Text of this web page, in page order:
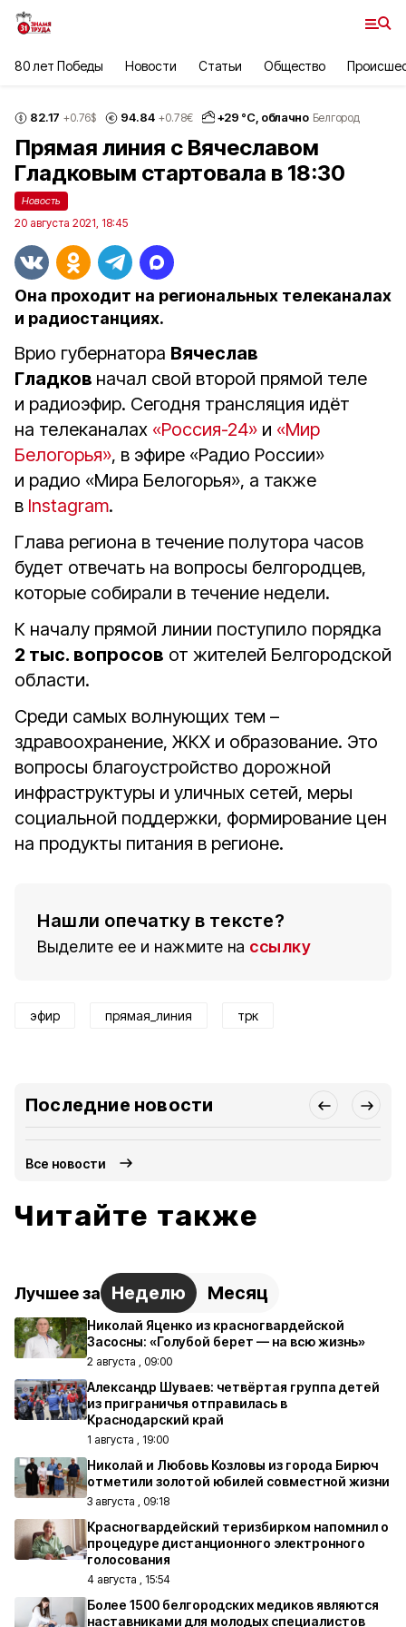
80 лет Победы Новости Статьи Общество
82.17 +0.76$ 94.84 +0.78€ +29 °С, облачно Белгород
Прямая линия с Вячеславом
Гладковым стартовала в 18:30
Новость
20 августа 2021, 18:45
Она проходит на региональных телеканалах
и радиостанциях.
Врио губернатора Вячеслав
Гладков начал свой второй прямой теле
и радиоэфир. Сегодня трансляция идёт
на телеканалах «Россия-24» и «Мир
Белогорья», в эфире «Радио России»
и радио «Мира Белогорья», а также
в Instagram.
Глава региона в течение полутора часов
будет отвечать на вопросы белгородцев,
которые собирали в течение недели.
К началу прямой линии поступило порядка
2 тыс. вопросов от жителей Белгородской
области.
Среди самых волнующих тем –
здравоохранение, ЖКХ и образование. Это
вопросы благоустройство дорожной
инфраструктуры и уличных сетей, меры
социальной поддержки, формирование цен
на продукты питания в регионе.
Нашли опечатку в тексте?
Выделите ее и нажмите на ссылку
эфир прямая_линия трк
Последние новости
Все новости
Читайте также
Лучшее за Неделю Месяц
Николай Яценко из красногвардейской
Засосны: «Голубой берет — на всю жизнь»
2 августа , 09:00
Александр Шуваев: четвёртая группа детей
из приграничья отправилась в
Краснодарский край
1 августа , 19:00
Николай и Любовь Козловы из города Бирюч
отметили золотой юбилей совместной жизни
3 августа , 09:18
Красногвардейский теризбирком напомнил о
процедуре дистанционного электронного
голосования
4 августа , 15:54
Более 1500 белгородских медиков являются
наставниками для молодых специалистов